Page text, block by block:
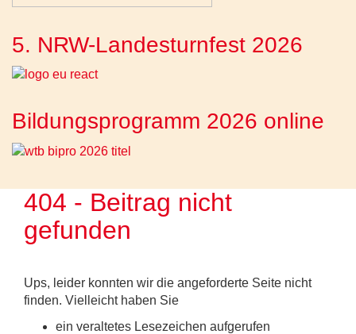
5. NRW-Landesturnfest 2026
Bildungsprogramm 2026 online
404 - Beitrag nicht
gefunden
Ups, leider konnten wir die angeforderte Seite nicht
finden. Vielleicht haben Sie
ein veraltetes Lesezeichen aufgerufen